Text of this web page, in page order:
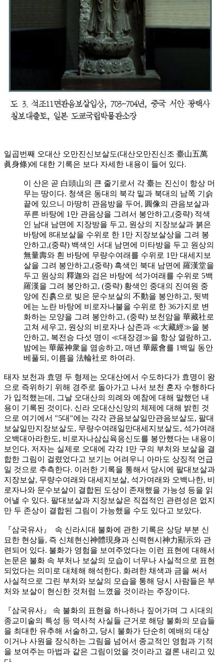
일곱번째 오대산 오만진신보살도(대산오만진신조 臺山五萬
眞身條)에 대한 기록은 보다 자세한 내용이 들어 있다.
이 산은 곧 白頭山의 큰 줄기로서 각 臺는 진신이 항상 머
무는 땅이다. 청색은 동대의 북각 밑과 북대의 남쪽 기슭
끝에 있으니 마땅히 관음방을 두어, 圓像의 관음보살과
푸른 바탕에 1만 관음상을 그려서 봉안하고,(중략) 적색
인 남대 남면에 지장방을 두고, 원상의 지장보살과 붉은
바탕에 8대보살을 수위로 한 1만 지장보살상을 그려 봉
안하고,(중략) 백색인 서대 남면에 미타방을 두고 원상의
無量壽와 흰 바탕에 무량수여래를 수위로 1만 대세지보
살을 그려 봉안하고,(중략) 흑색인 북대 남면에 羅漢堂을
두고 원상의 釋迦와 검은 바탕에 석가여래를 수위로 5백
羅漢을 그려 봉안하고, (중략) 황색인 중대의 진여원 중
앙에 진흙으로 빚은 문수보살의 不動을 봉안하고, 뒷벽
에는 노란 바탕에 비로자나불을 수위로 한 36가지로 변
화하는 모양을 그려 봉안하고, (중략) 보천암을 華藏社로
고쳐 세우고, 원상의 비로자나 삼존과 ≪大藏經≫을 봉
안하고, 복전승 다섯 명이 ≪대장경≫을 항상 열람하고,
밤에는 華嚴神衆을 염송하고, 매년 華嚴會를 1백일 동안
베풀되, 이름을 法輪社로 하여라.
태자 보천과 효명 두 형제는 오대산에서 수도하다가 효명이 왕
으로 즉위하기 위해 경주로 돌아가고 나서 보천 혼자 수행하다
가 입적했는데, 그날 오대산의 의례와 예참에 대해 말했던 내
용이 기록된 것이다. 신라 오대산신앙의 체제에 대해 밝힌 것
으로 여기에서 "5대"에는 각각 관음보살일만관음보살도, 팔대
보살일만지장보살도, 무량수여래일만대세지보살도, 석가여래
오백대아라한도, 비로자나삼십육응신도를 봉안했다는 내용이
보인다. 저자는 실제로 오대에 각각 1만 구의 부처와 보살을 결
합한 그림이 걸렸었다고 보기는 어려우니 아마도 상징적 언급
일 것으로 추측한다. 이러한 기록을 통해서 당시에 팔대보살과
지장보살, 무량수여래와 대세지보살, 석가여래와 오백나한, 비
로자나와 문수보살이 결합된 도상이 존재했을 가능성 등을 읽
어낼 수 있다. 팔대보살과 지장보살은 직접적인 관련성은 없지
만 두 존상이 결합된 그림이 가능했을 수도 있다고 보았다.
『삼국유사』 속 신라시대 불화에 관한 기록은 상당 부분 신
묘한 현상들, 즉 신체현신神體現身과 신력현시神力顯示와 관
련되어 있다. 불화가 영험을 보여주었다는 이런 표현에 대해서
논문은 불화 속 부처나 보살의 모습이 너무나 사실적으로 표현
되었다는 의미로 대체해 해석한다. 화려한 채색과 금을 써서
사실적으로 그린 부처와 보살의 모습을 통해 당시 사람들은 부
처와 보살이 현신한 것처럼 느꼈을 것이라는 주장이다.
『삼국유사』 속 불화의 표현을 하나하나 짚어가며 그 시대의
종교미술의 특성 등 역사적 사실들 근거로 해당 불화의 모습들
을 최대한 유추해 서술하고, 당시 불화가 단순히 예배의 대상
이거나 사원을 장식하는 그림을 넘어서 종교적인 영험과 기적
을 보여주는 마법과 같은 그림이었을 것이라고 결론 내리고 있